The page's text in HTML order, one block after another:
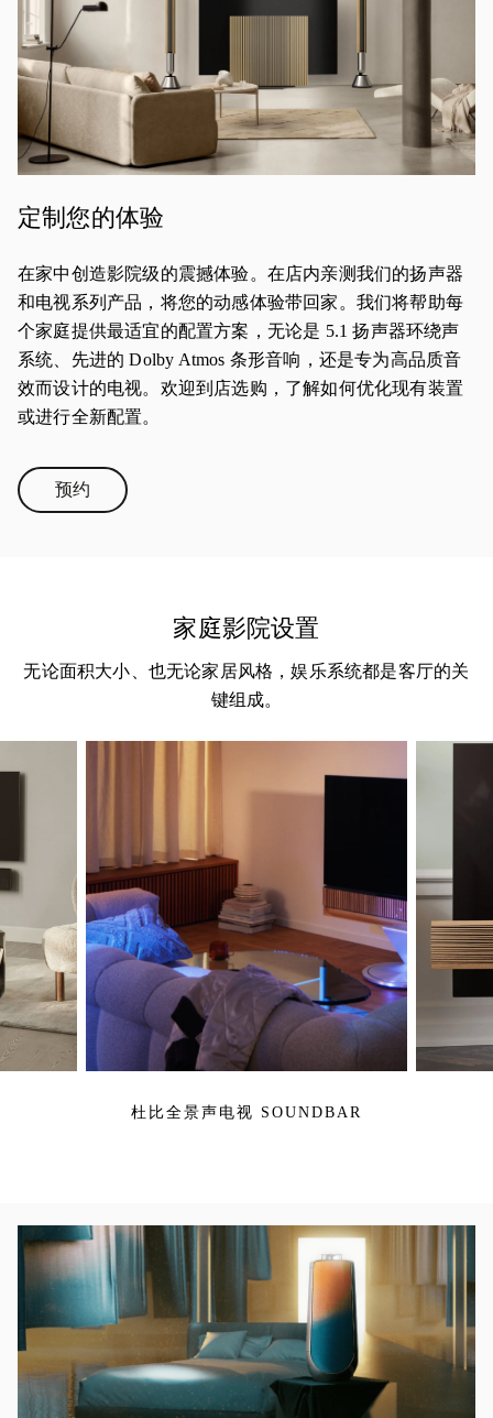
定制您的体验
在家中创造影院级的震撼体验。在店内亲测我们的扬声器
和电视系列产品，将您的动感体验带回家。我们将帮助每
个家庭提供最适宜的配置方案，无论是 5.1 扬声器环绕声
系统、先进的 Dolby Atmos 条形音响，还是专为高品质音
效而设计的电视。欢迎到店选购，了解如何优化现有装置
或进行全新配置。
预约Link Opens in New Tab
家庭影院设置
无论面积大小、也无论家居风格，娱乐系统都是客厅的关
键组成。
杜比全景声电视 SOUNDBAR
活动图片